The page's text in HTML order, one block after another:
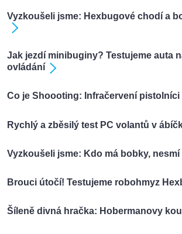
Vyzkoušeli jsme: Hexbugové chodí a
Jak jezdí minibuginy? Testujeme auta
ovládání
Co je Shoooting: Infračervení pistolníci
Rychlý a zběsilý test PC volantů v
Vyzkoušeli jsme: Kdo má bobky,
Brouci útočí! Testujeme robohmyz
Šíleně divná hračka: Hobermanovy